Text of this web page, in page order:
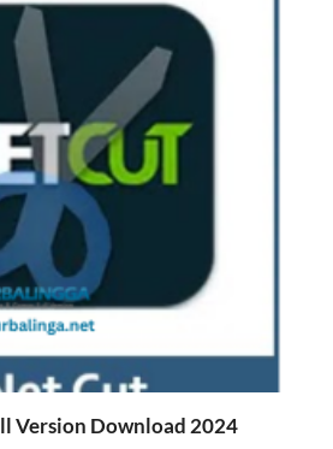
Version Download 2024